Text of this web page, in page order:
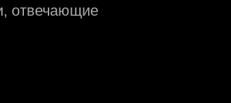
отвечающие